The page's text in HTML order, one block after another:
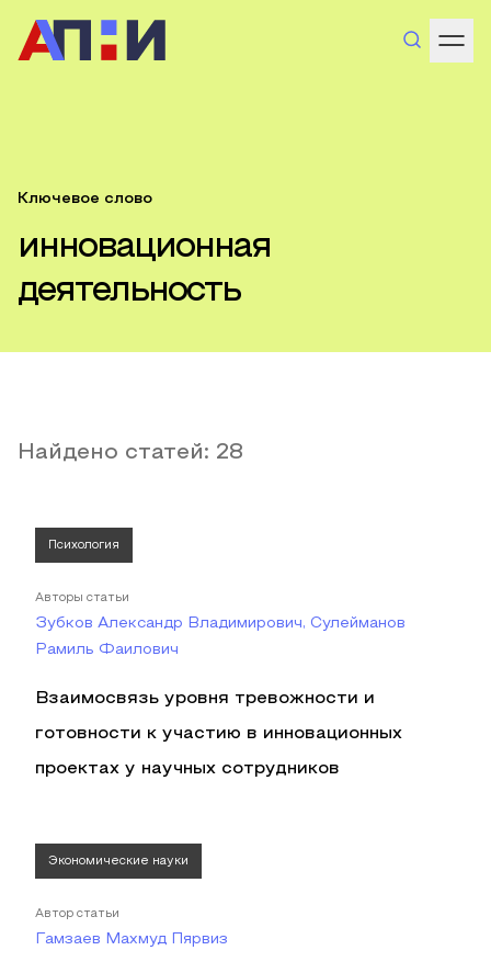
Ключевое слово
инновационная
деятельность
Найдено статей: 28
Психология
Авторы статьи
Зубков Александр Владимирович, Сулейманов
Рамиль Фаилович
Взаимосвязь уровня тревожности и
готовности к участию в инновационных
проектах у научных сотрудников
Экономические науки
Автор статьи
Гамзаев Махмуд Пярвиз